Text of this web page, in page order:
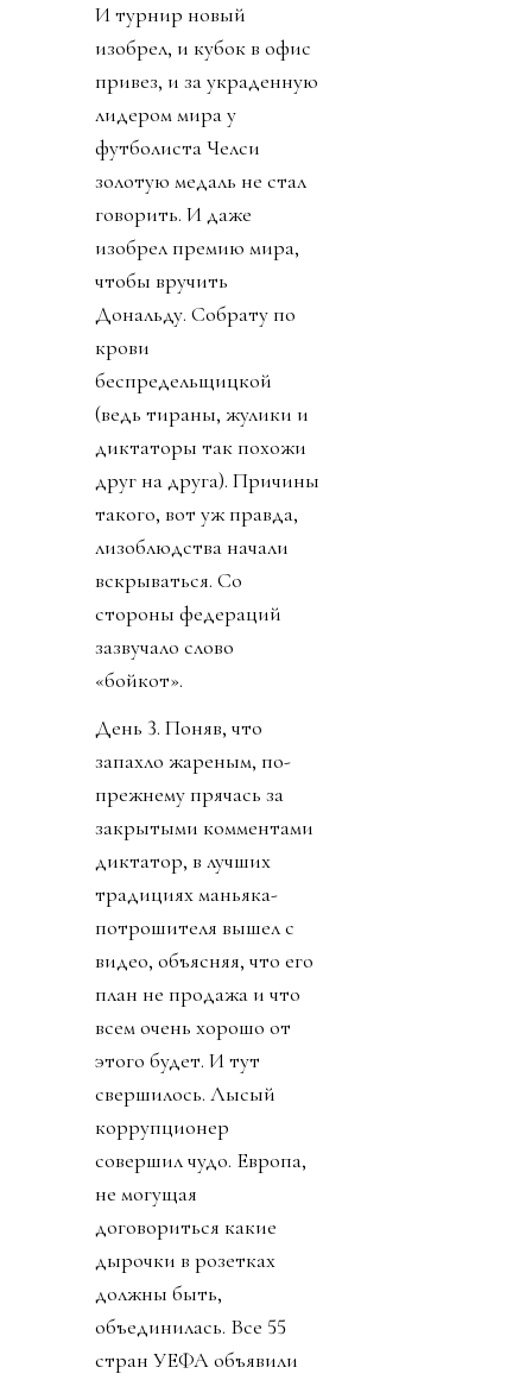
И турнир новый
изобрел, и кубок в офис
привез, и за украденную
лидером мира у
футболиста Челси
золотую медаль не стал
говорить. И даже
изобрел премию мира,
чтобы вручить
Дональду. Собрату по
крови
беспредельщицкой
(ведь тираны, жулики и
диктаторы так похожи
друг на друга). Причины
такого, вот уж правда,
лизоблюдства начали
вскрываться. Со
стороны федераций
зазвучало слово
«бойкот».
День 3. Поняв, что
запахло жареным, по-
прежнему прячась за
закрытыми комментами
диктатор, в лучших
традициях маньяка-
потрошителя вышел с
видео, объясняя, что его
план не продажа и что
всем очень хорошо от
этого будет. И тут
свершилось. Лысый
коррупционер
совершил чудо. Европа,
не могущая
договориться какие
дырочки в розетках
должны быть,
объединилась. Все 55
стран УЕФА объявили